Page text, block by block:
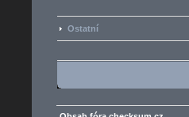
Ostatní